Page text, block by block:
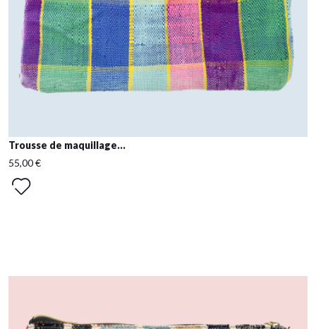
Trousse de maquillage...
55,00 €